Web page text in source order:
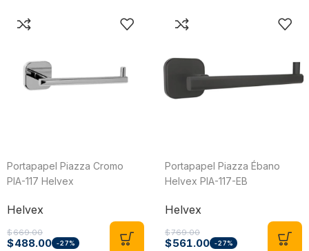
Portapapel Piazza Cromo
PIA-117 Helvex
Helvex
$669.00
$488.00 -27%
Portapapel Piazza Ébano
Helvex PIA-117-EB
Helvex
$769.00
$561.00 -27%